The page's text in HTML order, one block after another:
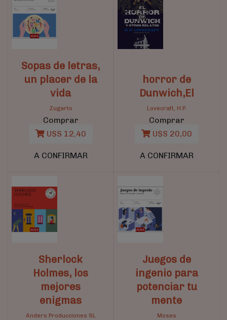
Sopas de letras,
un placer de la
vida
Zugarto
Comprar
U$S 12,40
A CONFIRMAR
horror de
Dunwich,El
Lovecraft, H.P.
Comprar
U$S 20,00
A CONFIRMAR
Sherlock
Holmes, los
mejores
enigmas
Anders Producciones SL
Juegos de
ingenio para
potenciar tu
mente
Moses